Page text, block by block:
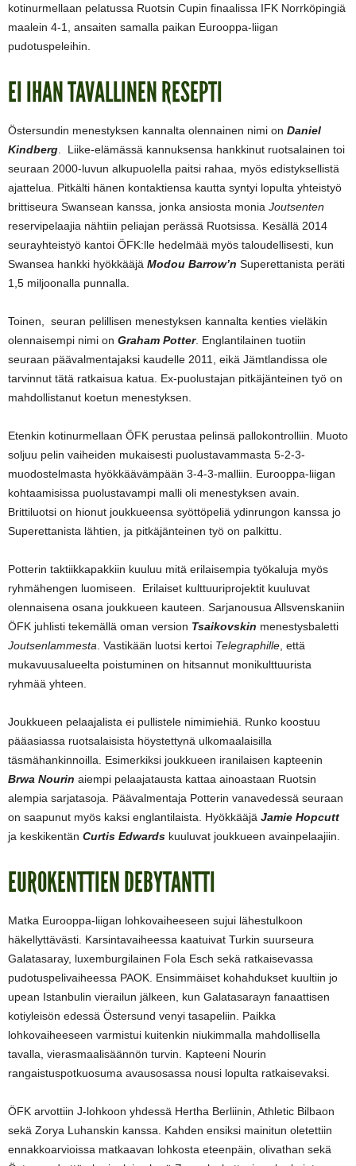
kotinurmellaan pelatussa Ruotsin Cupin finaalissa IFK Norrköpingiä
maalein 4-1, ansaiten samalla paikan Eurooppa-liigan
pudotuspeleihin.
EI IHAN TAVALLINEN RESEPTI
Östersundin menestyksen kannalta olennainen nimi on Daniel
Kindberg
Liike-elämässä kannuksensa hankkinut ruotsalainen toi
seuraan 2000-luvun alkupuolella paitsi rahaa, myös edistyksellistä
ajattelua. Pitkälti hänen kontaktiensa kautta syntyi lopulta yhteistyö
brittiseura Swansean kanssa, jonka ansiosta monia Joutsenten
reservipelaajia nähtiin peliajan perässä Ruotsissa. Kesällä 2014
seurayhteistyö kantoi ÖFK:lle hedelmää myös taloudellisesti, kun
Swansea hankki hyökkääjä Modou Barrow’n Superettanista peräti
1,5 miljoonalla punnalla.
Toinen, seuran pelillisen menestyksen kannalta kenties vieläkin
olennaisempi nimi on Graham Potter. Englantilainen tuotiin
seuraan päävalmentajaksi kaudelle 2011, eikä Jämtlandissa ole
tarvinnut tätä ratkaisua katua. Ex-puolustajan pitkäjänteinen työ on
mahdollistanut koetun menestyksen.
Etenkin kotinurmellaan ÖFK perustaa pelinsä pallokontrolliin. Muoto
soljuu pelin vaiheiden mukaisesti puolustavammasta 5-2-3-
muodostelmasta hyökkäävämpään 3-4-3-malliin. Eurooppa-liigan
kohtaamisissa puolustavampi malli oli menestyksen avain.
Brittiluotsi on hionut joukkueensa syöttöpeliä ydinrungon kanssa jo
Superettanista lähtien, ja pitkäjänteinen työ on palkittu.
Potterin taktiikkapakkiin kuuluu mitä erilaisempia työkaluja myös
ryhmähengen luomiseen. Erilaiset kulttuuriprojektit kuuluvat
olennaisena osana joukkueen kauteen. Sarjanousua Allsvenskaniin
ÖFK juhlisti tekemällä oman version Tsaikovskin menestysbaletti
Joutsenlammesta . Vastikään luotsi kertoi Telegraphille , että
mukavuusalueelta poistuminen on hitsannut monikulttuurista
ryhmää yhteen.
Joukkueen pelaajalista ei pullistele nimimiehiä. Runko koostuu
pääasiassa ruotsalaisista höystettynä ulkomaalaisilla
täsmähankinnoilla. Esimerkiksi joukkueen iranilaisen kapteenin
Brwa Nourin aiempi pelaajatausta kattaa ainoastaan Ruotsin
alempia sarjatasoja. Päävalmentaja Potterin vanavedessä seuraan
on saapunut myös kaksi englantilaista. Hyökkääjä Jamie Hopcutt
ja keskikentän Curtis Edwards kuuluvat joukkueen avainpelaajiin.
EUROKENTTIEN DEBYTANTTI
Matka Eurooppa-liigan lohkovaiheeseen sujui lähestulkoon
häkellyttävästi. Karsintavaiheessa kaatuivat Turkin suurseura
Galatasaray, luxemburgilainen Fola Esch sekä ratkaisevassa
pudotuspelivaiheessa PAOK. Ensimmäiset kohahdukset kuultiin jo
upean Istanbulin vierailun jälkeen, kun Galatasarayn fanaattisen
kotiyleisön edessä Östersund venyi tasapeliin. Paikka
lohkovaiheeseen varmistui kuitenkin niukimmalla mahdollisella
tavalla, vierasmaalisäännön turvin. Kapteeni Nourin
rangaistuspotkuosuma avausosassa nousi lopulta ratkaisevaksi.
ÖFK arvottiin J-lohkoon yhdessä Hertha Berliinin, Athletic Bilbaon
sekä Zorya Luhanskin kanssa. Kahden ensiksi mainitun oletettiin
ennakkoarvioissa matkaavan lohkosta eteenpäin, olivathan sekä